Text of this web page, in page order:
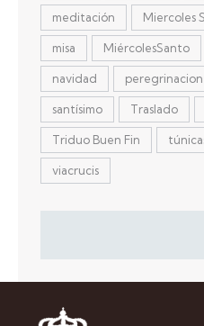
meditación Miercoles
misa MiércolesSanto
navidad peregrinacion
santísimo Traslado
Triduo Buen Fin
viacrucis